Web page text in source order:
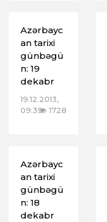
Azərbayc
an tarixi
günbəgü
n: 19
dekabr
19.12.2013,
09:39
1728
Azərbayc
an tarixi
günbəgü
n: 18
dekabr